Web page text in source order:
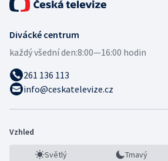
Divácké centrum
každý všední den:8:00—16:00 hodin
261 136 113
info@ceskatelevize.cz
Vzhled
Světlý Tmavý